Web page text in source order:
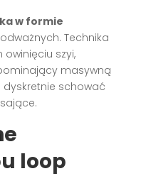
w formie
Technika
szyi,
masywną
dyskretnie schować
loop